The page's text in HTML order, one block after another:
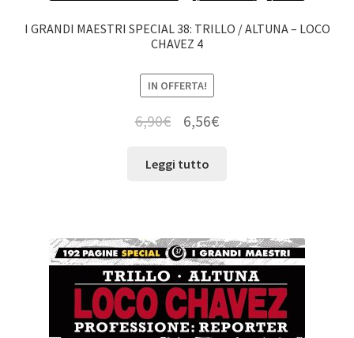
I GRANDI MAESTRI SPECIAL 38: TRILLO / ALTUNA – LOCO
CHAVEZ 4
IN OFFERTA!
6,90€ 6,56€
Leggi tutto